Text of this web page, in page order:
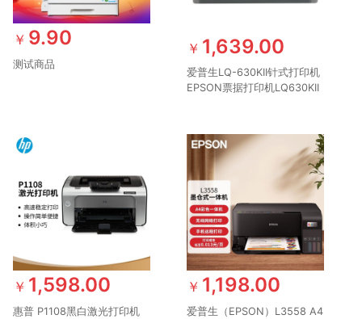
￥ 9.90
测试商品
￥ 1,639.00
爱普生LQ-630KII针式打印机
EPSON票据打印机LQ630KII
￥ 1,598.00
惠普 P1108黑白激光打印机
￥ 1,198.00
爱普生（EPSON）L3558 A4